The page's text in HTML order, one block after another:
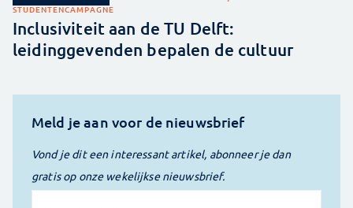
STUDENTENCAMPAGNE
Inclusiviteit aan de TU Delft:
leidinggevenden bepalen de cultuur
Meld je aan voor de nieuwsbrief
Vond je dit een interessant artikel, abonneer je dan
gratis op onze wekelijkse nieuwsbrief.